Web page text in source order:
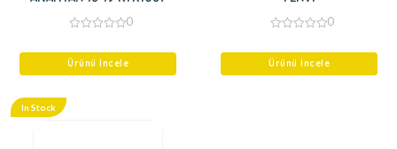
of
0
Ürünü İncele
of
0
Ürünü İncele
In Stock